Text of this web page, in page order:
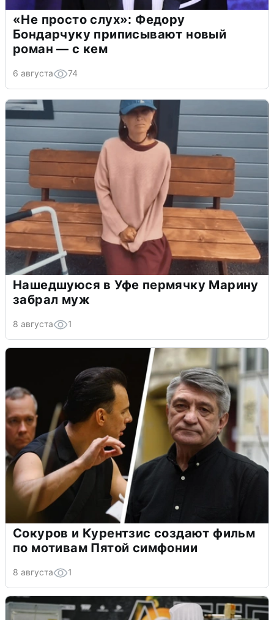
«Не просто слух»: Федору
Бондарчуку приписывают новый
роман — с кем
6 августа 74
Нашедшуюся в Уфе пермячку Марину
забрал муж
8 августа 1
Сокуров и Курентзис создают фильм
по мотивам Пятой симфонии
8 августа 1